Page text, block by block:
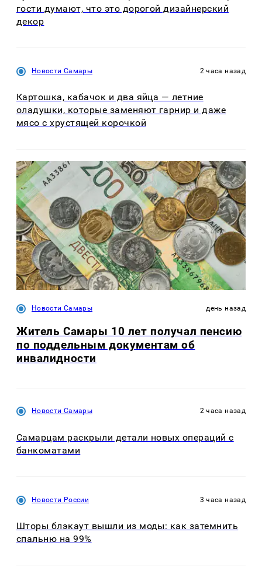
гости думают, что это дорогой дизайнерский
декор
Новости Самары 2 часа назад
Картошка, кабачок и два яйца — летние
оладушки, которые заменяют гарнир и даже
мясо с хрустящей корочкой
Новости Самары день назад
Житель Самары 10 лет получал пенсию
по поддельным документам об
инвалидности
Новости Самары 2 часа назад
Самарцам раскрыли детали новых операций с
банкоматами
Новости России 3 часа назад
Шторы блэкаут вышли из моды: как затемнить
спальню на 99%